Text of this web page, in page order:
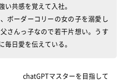
共感を覚えて入社。
ボーダーコリーの女の子を溺愛し
さんっ子なので若干片想い。うす
毎日愛を伝えている。
chatGPTマスターを目指して